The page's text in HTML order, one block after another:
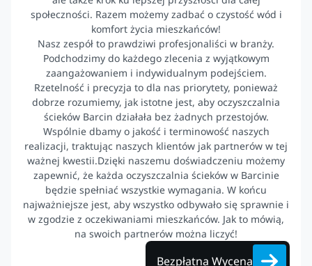
społeczności. Razem możemy zadbać o czystość wód i
komfort życia mieszkańców!
Nasz zespół to prawdziwi profesjonaliści w branży.
Podchodzimy do każdego zlecenia z wyjątkowym
zaangażowaniem i indywidualnym podejściem.
Rzetelność i precyzja to dla nas priorytety, ponieważ
dobrze rozumiemy, jak istotne jest, aby oczyszczalnia
ścieków Barcin działała bez żadnych przestojów.
Wspólnie dbamy o jakość i terminowość naszych
realizacji, traktując naszych klientów jak partnerów w tej
ważnej kwestii.Dzięki naszemu doświadczeniu możemy
zapewnić, że każda oczyszczalnia ścieków w Barcinie
będzie spełniać wszystkie wymagania. W końcu
najważniejsze jest, aby wszystko odbywało się sprawnie i
w zgodzie z oczekiwaniami mieszkańców. Jak to mówią,
na swoich partnerów można liczyć!
Bezpłatna Wycena